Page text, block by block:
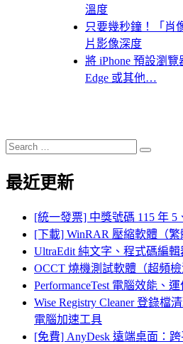
溫度
只要幾秒鐘！「肖
片影像深度
將 iPhone 預設瀏覽
Edge 或其他…
Search
for:
Search
最近更新
[統一發票] 中獎號碼 115 年 5
[下載] WinRAR 壓縮軟體（繁
UltraEdit 純文字、程式碼編輯
OCCT 燒機測試軟體（超頻檢
PerformanceTest 電腦效能、
Wise Registry Cleaner 登錄檔
電腦加速工具
[免費] AnyDesk 遠端桌面：